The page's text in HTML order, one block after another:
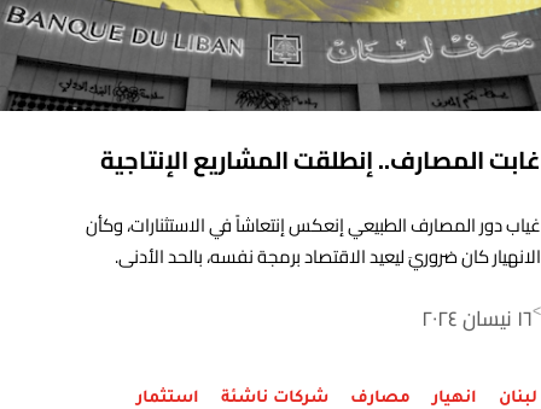
غابت المصارف.. إنطلقت المشاريع الإنتاجية
غياب دور المصارف الطبيعي إنعكس إنتعاشاً في الاستثنارات، وكأن
الانهيار كان ضروريَ ليعيد الاقتصاد برمجة نفسه، بالحد الأدنى.
>١٦ نيسان ٢٠٢٤
لبنان انهيار مصارف شركات ناشئة استثمار